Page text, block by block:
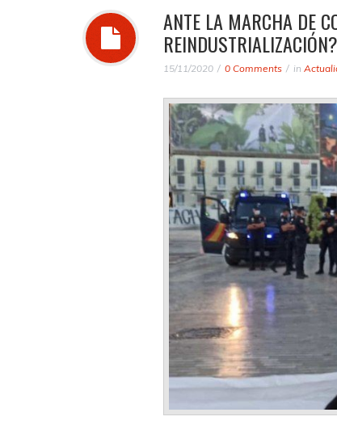
ANTE LA MARCHA DE
REINDUSTRIALIZACIÓN?
15/11/2020 0 Comments in